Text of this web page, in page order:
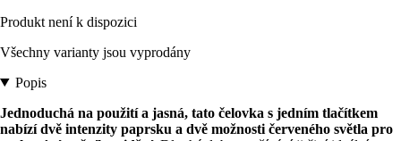
Produkt není k dispozici
Všechny varianty jsou vyprodány
Popis
Jednoduchá na použití a jasná, tato čelovka s jedním tlačítkem
nabízí dvě intenzity paprsku a dvě možnosti červeného světla pro